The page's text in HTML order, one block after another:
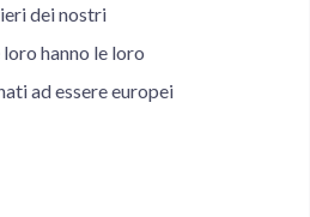
dei nostri
hanno le loro
ad essere europei